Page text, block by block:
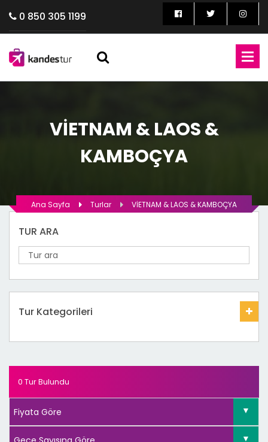
0 850 305 1199
VİETNAM & LAOS &
KAMBOÇYA
Ana Sayfa Turlar VİETNAM & LAOS & KAMBOÇYA
TUR ARA
Tur Kategorileri
0 Tur Bulundu